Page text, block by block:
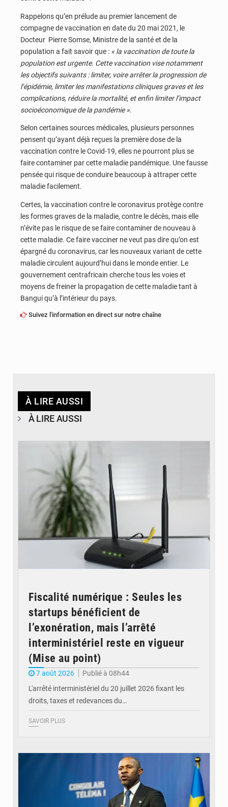
Rappelons qu’en prélude au premier lancement de
compagne de vaccination en date du 20 mai 2021, le
Docteur Pierre Somse, Ministre de la santé et de la
population a fait savoir que : « la vaccination de toute la
population est urgente. Cette vaccination vise notamment
les objectifs suivants : limiter, voire arrêter la progression de
l’épidémie, limiter les manifestations cliniques graves et les
complications, réduire la mortalité, et enfin limiter l’impact
socioéconomique de la pandémie ».
Selon certaines sources médicales, plusieurs personnes
pensent qu’ayant déjà reçues la première dose de la
vaccination contre le Covid-19, elles ne pourront plus se
faire contaminer par cette maladie pandémique. Une fausse
pensée qui risque de conduire beaucoup à attraper cette
maladie facilement.
Certes, la vaccination contre le coronavirus protège contre
les formes graves de la maladie, contre le décès, mais elle
n’évite pas le risque de se faire contaminer de nouveau à
cette maladie. Ce faire vacciner ne veut pas dire qu’on est
épargné du coronavirus, car les nouveaux variant de cette
maladie circulent aujourd’hui dans le monde entier. Le
gouvernement centrafricain cherche tous les voies et
moyens de freiner la propagation de cette maladie tant à
Bangui qu’à l’intérieur du pays.
Suivez l'information en direct sur notre chaîne
À LIRE AUSSI
À LIRE AUSSI
Fiscalité numérique : Seules les
startups bénéficient de
l’exonération, mais l’arrêté
interministériel reste en vigueur
(Mise au point)
7 août 2026
Publié à 08h44
L'arrêté interministériel du 20 juillet 2026 fixant les
droits, taxes et redevances du…
SAVOIR PLUS